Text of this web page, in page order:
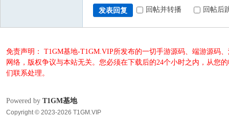
发表回复 回帖并转播 回帖后
免责声明： T1GM基地-T1GM.VIP所发布的一切手游源码、端游源码
网络，版权争议与本站无关。您必须在下载后的24个小时之内，从您
们联系处理。
Powered by T1GM基地
Copyright © 2023-2026 T1GM.VIP